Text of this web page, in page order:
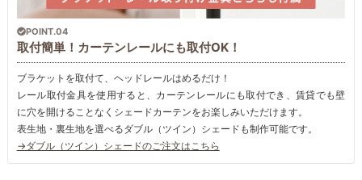
POINT.04
取付簡単！カーテンレールにも取付OK！
ブラケットを取付て、ヘッドレールはめるだけ！
レール取付金具を使用すると、カーテンレールにも取付でき、賃貸でも壁
に穴を開けることなくシェードカーテンをお楽しみいただけます。
表生地・裏生地を選べるダブル（ツイン）シェードも制作可能です。
→ダブル（ツイン）シェードのご注文はこちら